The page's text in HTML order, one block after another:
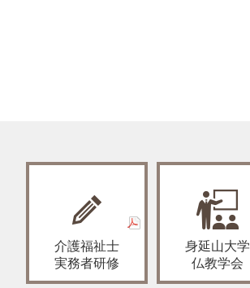
介護福祉士
実務者研修
身延山大学
仏教学会